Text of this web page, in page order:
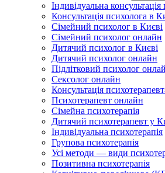
Індивідуальна консультація
Консультація психолога в
Сімейний психолог в Києві
Сімейний психолог онлайн
Дитячий психолог в Києві
Дитячий психолог онлайн
Підлітковий психолог
Сексолог онлайн
Консультація
Психотерапевт онлайн
Сімейна психотерапія
Дитячий психотерапевт у
Індивідуальна психотерапія
Групова психотерапія
Усі методи — види
Позитивна психотерапія